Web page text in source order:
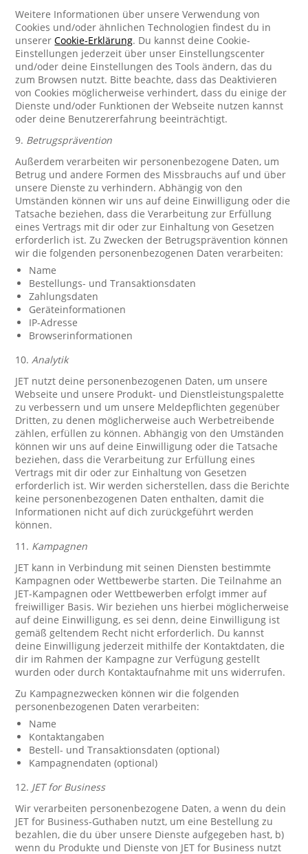
Weitere Informationen über unsere Verwendung von
Cookies und/oder ähnlichen Technologien findest du in
unsererCookie-Erklärung. Du kannst deine Cookie-
Einstellungen jederzeit über unser Einstellungscenter
und/oder deine Einstellungen des Tools ändern, das du
zum Browsen nutzt. Bitte beachte, dass das Deaktivieren
von Cookies möglicherweise verhindert, dass du einige der
Dienste und/oder Funktionen der Webseite nutzen kannst
oder deine Benutzererfahrung beeinträchtigt.
9. Betrugsprävention
Außerdem verarbeiten wir personenbezogene Daten, um
Betrug und andere Formen des Missbrauchs auf und über
unsere Dienste zu verhindern. Abhängig von den
Umständen können wir uns auf deine Einwilligung oder die
Tatsache beziehen, dass die Verarbeitung zur Erfüllung
eines Vertrags mit dir oder zur Einhaltung von Gesetzen
erforderlich ist. Zu Zwecken der Betrugsprävention können
wir die folgenden personenbezogenen Daten verarbeiten:
Name
Bestellungs- und Transaktionsdaten
Zahlungsdaten
Geräteinformationen
IP-Adresse
Browserinformationen
10.Analytik
JET nutzt deine personenbezogenen Daten, um unsere
Webseite und unsere Produkt- und Dienstleistungspalette
zu verbessern und um unsere Meldepflichten gegenüber
Dritten, zu denen möglicherweise auch Werbetreibende
zählen, erfüllen zu können. Abhängig von den Umständen
können wir uns auf deine Einwilligung oder die Tatsache
beziehen, dass die Verarbeitung zur Erfüllung eines
Vertrags mit dir oder zur Einhaltung von Gesetzen
erforderlich ist. Wir werden sicherstellen, dass die Berichte
keine personenbezogenen Daten enthalten, damit die
Informationen nicht auf dich zurückgeführt werden
können.
11. Kampagnen
JET kann in Verbindung mit seinen Diensten bestimmte
Kampagnen oder Wettbewerbe starten. Die Teilnahme an
JET-Kampagnen oder Wettbewerben erfolgt immer auf
freiwilliger Basis. Wir beziehen uns hierbei möglicherweise
auf deine Einwilligung, es sei denn, deine Einwilligung ist
gemäß geltendem Recht nicht erforderlich. Du kannst
deine Einwilligung jederzeit mithilfe der Kontaktdaten, die
dir im Rahmen der Kampagne zur Verfügung gestellt
wurden oder durch Kontaktaufnahme mit uns widerrufen.
Zu Kampagnezwecken können wir die folgenden
personenbezogenen Daten verarbeiten:
Name
Kontaktangaben
Bestell- und Transaktionsdaten (optional)
Kampagnendaten (optional)
12. JET for Business
Wir verarbeiten personenbezogene Daten, a wenn du dein
JET for Business-Guthaben nutzt, um eine Bestellung zu
bezahlen, die du über unsere Dienste aufgegeben hast, b)
wenn du Produkte und Dienste von JET for Business nutzt